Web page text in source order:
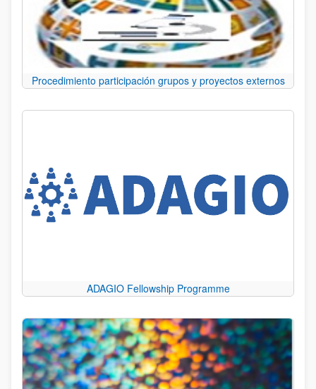
Procedimiento participación grupos y proyectos externos
ADAGIO Fellowship Programme